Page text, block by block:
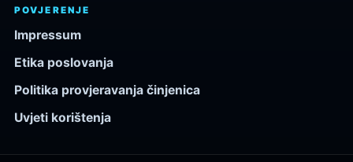
POVJERENJE
Impressum
Etika poslovanja
Politika provjeravanja činjenica
Uvjeti korištenja